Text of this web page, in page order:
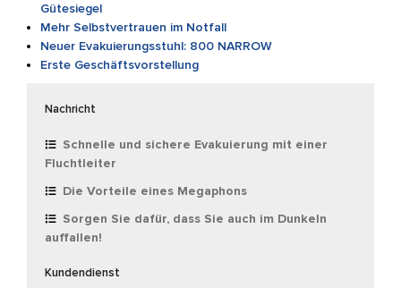
Gütesiegel
Mehr Selbstvertrauen im Notfall
Neuer Evakuierungsstuhl: 800 NARROW
Erste Geschäftsvorstellung
Nachricht
Schnelle und sichere Evakuierung mit einer
Fluchtleiter
Die Vorteile eines Megaphons
Sorgen Sie dafür, dass Sie auch im Dunkeln
auffallen!
Kundendienst